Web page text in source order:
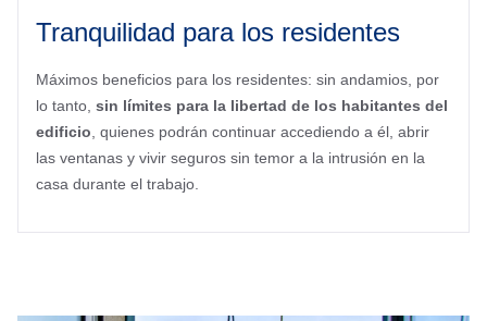
Tranquilidad para los residentes
Máximos beneficios para los residentes: sin andamios, por
lo tanto, sin límites para la libertad de los habitantes del
edificio , quienes podrán continuar accediendo a él, abrir
las ventanas y vivir seguros sin temor a la intrusión en la
casa durante el trabajo.